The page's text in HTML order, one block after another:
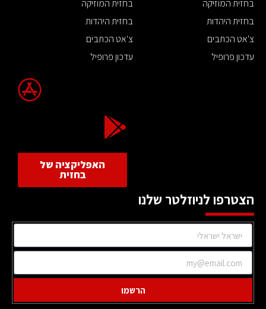
בחזית המוזיקה
בחזית היהדות
צ'אט הכתבים
עדכון פרופיל
בחזית המוזיקה
בחזית היהדות
צ'אט הכתבים
עדכון פרופיל
האפליקציה של
בחזית
הצטרפו לניוזלטר שלנו
הרשמו